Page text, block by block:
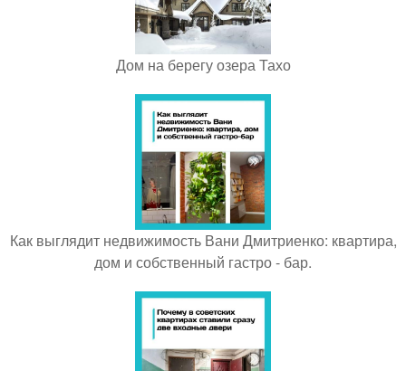
Дом на берегу озера Тахо
Как выглядит недвижимость Вани Дмитриенко: квартира,
дом и собственный гастро - бар.